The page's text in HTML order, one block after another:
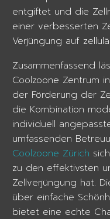
entgiftet und die
einer verbesserten
Verjüngung auf
Zusammenfassend
Coolzoone Zentrum
der Förderung der
die Kombination
individuell
umfassenden
Coolzoone Zürich
zu den effektivsten
Zellverjüngung hat.
über einfache
bietet eine echte